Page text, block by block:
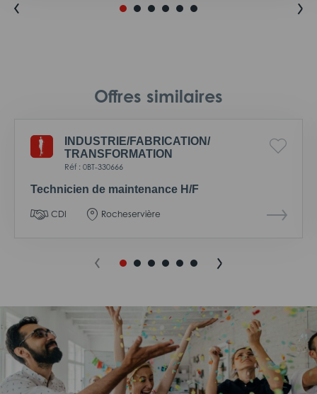
Offres similaires
INDUSTRIE/FABRICATION/
TRANSFORMATION
Réf : 0BT-330666
Technicien de maintenance H/F
CDI Rocheservière